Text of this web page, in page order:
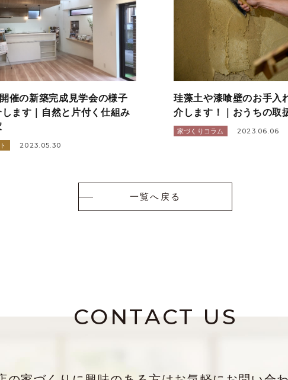
催の新築完成見学会の様子
します｜自然と片付く仕組み
2023.05.30
珪藻土や漆喰壁のお手入
介します！｜おうちの取
家づくりコラム 2023.06.06
一覧へ戻る
CONTACT US